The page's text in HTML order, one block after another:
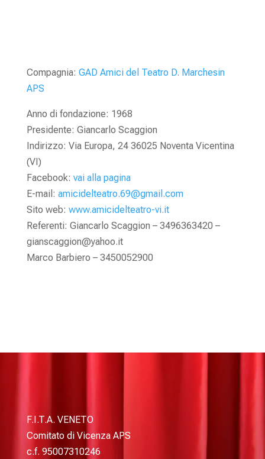
Compagnia: GAD Amici del Teatro D. Marchesin
APS
Anno di fondazione: 1968
Presidente: Giancarlo Scaggion
Indirizzo: Via Europa, 24 36025 Noventa Vicentina
(VI)
Facebook: vai alla pagina
E-mail: amicidelteatro.69@gmail.com
Sito web: www.amicidelteatro-vi.it
Referenti: Giancarlo Scaggion – 3496363420 –
gianscaggion@yahoo.it
Marco Barbiero – 3450052900
F.I.T.A. VENETO
Comitato di Vicenza APS
c.f. 95007310246